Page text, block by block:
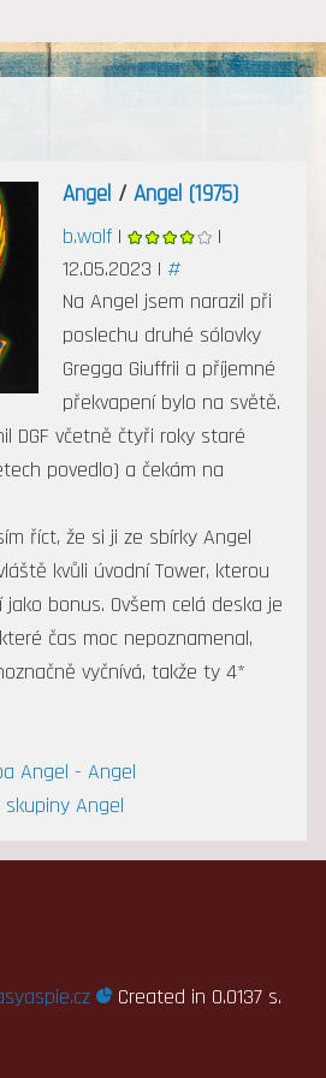
Angel / Angel (1975)
b.wolf|
|
12.05.2023 | #
Na Angel jsem narazil při
poslechu druhé sólovky
Gregga Giuffrii a příjemné
překvapení bylo na světě.
DGF včetně čtyři roky staré
povedlo) a čekám na
říct, že si ji ze sbírky Angel
kvůli úvodní Tower, kterou
bonus. Ovšem celá deska je
čas moc nepoznamenal,
vyčnívá, takže ty 4*
Angel - Angel
Angel
Created in 0.0137 s.